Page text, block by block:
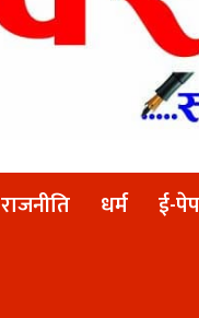
राजनीति धर्म ई-